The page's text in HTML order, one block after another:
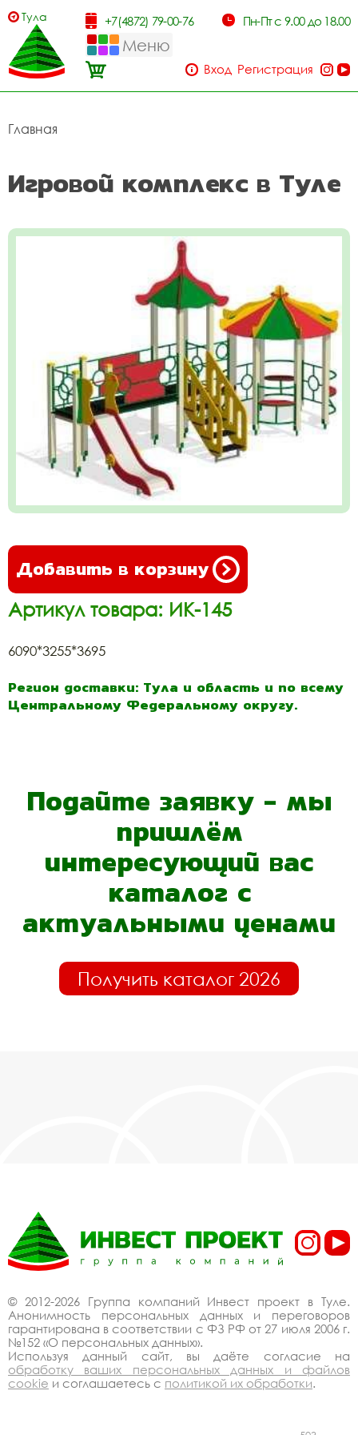
Тула +7(4872) 79-00-76 Пн-Пт с 9.00 до 18.00
Меню
Вход Регистрация
Главная
Игровой комплекс в Туле
Добавить в корзину
Артикул товара: ИК-145
6090*3255*3695
Регион доставки: Тула и область и по всему
Центральному Федеральному округу.
Подайте заявку - мы
пришлём
интересующий вас
каталог с
актуальными ценами
Получить каталог 2026
© 2012-2026 Группа компаний Инвест проект в Туле.
Анонимность персональных данных и переговоров
гарантирована в соответствии с ФЗ РФ от 27 июля 2006 г.
№152 «О персональных данных».
Используя данный сайт, вы даёте согласие на
обработку ваших персональных данных и файлов
cookie и соглашаетесь с политикой их обработки.